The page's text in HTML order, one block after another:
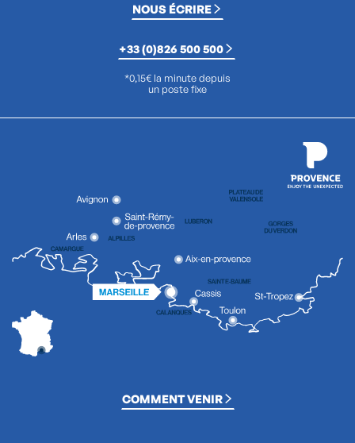
NOUS ÉCRIRE
+33 (0)826 500 500
*0,15€ la minute depuis
un poste fixe
COMMENT VENIR